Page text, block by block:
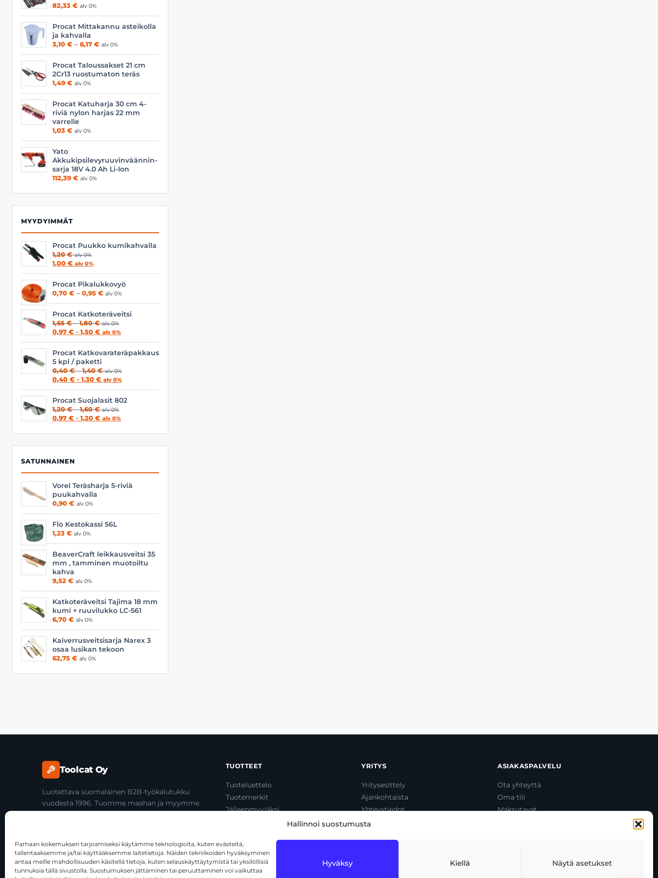
Hallinnoi suostumusta
Parhaan kokemuksen tarjoamiseksi käytämme teknologioita, kuten evästeitä,
tallentaaksemme ja/tai käyttääksemme laitetietoja. Näiden tekniikoiden hyväksyminen
antaa meille mahdollisuuden käsitellä tietoja, kuten selauskäyttäytymistä tai yksilöllisiä
tunnuksia tällä sivustolla. Suostumuksen jättäminen tai peruuttaminen voi vaikuttaa
Hyväksy Kiellä Näytä asetukset
Vyöt
82,33 € alv 0%
Procat Mittakannu asteikolla
ja kahvalla
3,10 € – 6,17 €Hintaluokka:
6,17 €
alv 0%
Procat Taloussakset 21 cm
2Cr13 ruostumaton teräs
1,49 € alv 0%
Procat Katuharja 30 cm 4-
riviä nylon harjas 22 mm
varrelle
1,03 € alv 0%
Yato
Akkukipsilevyruuvinväännin-
sarja 18V 4.0 Ah Li-Ion
112,39 € alv 0%
MYYDYIMMÄT
Procat Puukko kumikahvalla
1,20€ alv 0%
1,00 € alv 0%
Procat Pikalukkovyö
0,70 € – 0,95 €Hintaluokka:
0,95 €
alv 0%
Procat Katkoteräveitsi
1,65€ – 1,80€Hintaluokka:
1,65 €
1,80 €
alv 0%
0,97 € - 1,50 € alv 0%
Procat Katkovarateräpakkaus
5 kpl / paketti
0,40€ – 1,40€Hintaluokka:
0,40 €
1,40 €
alv 0%
0,40 € - 1,30 € alv 0%
Procat Suojalasit 802
1,20€ – 1,60€Hintaluokka:
1,20 €
1,60 €
alv 0%
0,97 € - 1,20 € alv 0%
SATUNNAINEN
Vorel Teräsharja 5-riviä
puukahvalla
0,90 € alv 0%
Flo Kestokassi 56L
1,23 € alv 0%
BeaverCraft leikkausveitsi 35
mm , tamminen muotoiltu
kahva
9,52 € alv 0%
Katkoteräveitsi Tajima 18 mm
kumi + ruuvilukko LC-561
6,70 € alv 0%
Kaiverrusveitsisarja Narex 3
osaa lusikan tekoon
62,75 € alv 0%
Toolcat Oy
Luotettava suomalainen B2B-työkalutukku
vuodesta 1996. Tuomme maahan ja myymme
TUOTTEET
Tuoteluettelo
Tuotemerkit
Jälleenmyyjäksi
YRITYS
Yritysesittely
Ajankohtaista
Yhteystiedot
ASIAKASPALVELU
Ota yhteyttä
Oma tili
Maksutavat
asiakaspalvelu@toolcat.fi